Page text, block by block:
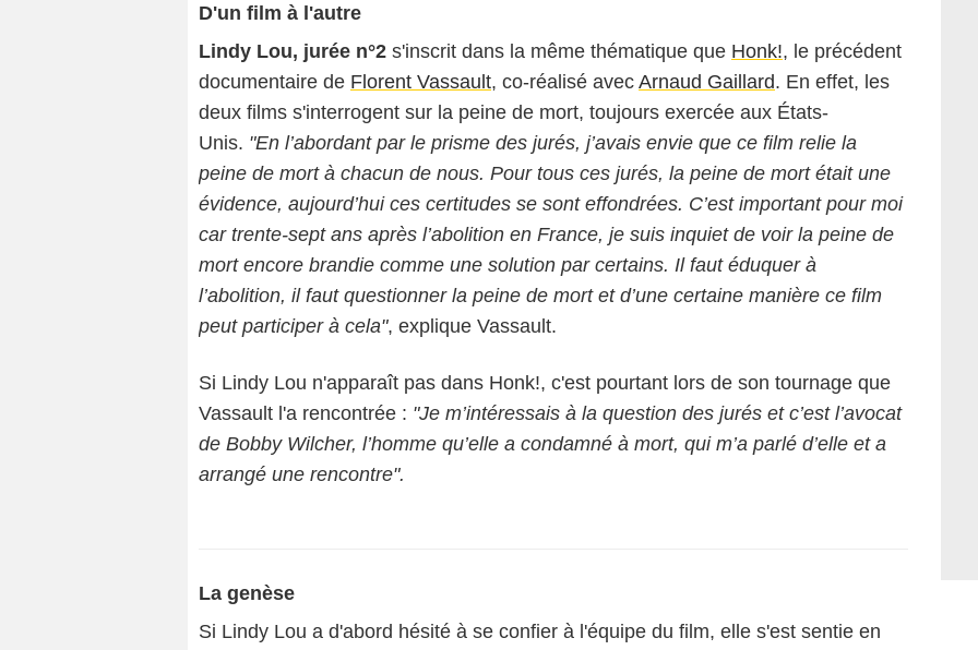
D'un film à l'autre
Lindy Lou, jurée n°2 s'inscrit dans la même thématique que Honk!, le précédent
documentaire de Florent Vassault, co-réalisé avec Arnaud Gaillard. En effet, les
deux films s'interrogent sur la peine de mort, toujours exercée aux États-
Unis. "En l’abordant par le prisme des jurés, j’avais envie que ce film relie la
peine de mort à chacun de nous. Pour tous ces jurés, la peine de mort était une
évidence, aujourd’hui ces certitudes se sont effondrées. C’est important pour moi
car trente-sept ans après l’abolition en France, je suis inquiet de voir la peine de
mort encore brandie comme une solution par certains. Il faut éduquer à
l’abolition, il faut questionner la peine de mort et d’une certaine manière ce film
peut participer à cela", explique Vassault.
Si Lindy Lou n'apparaît pas dans Honk!, c'est pourtant lors de son tournage que
Vassault l'a rencontrée : "Je m’intéressais à la question des jurés et c’est l’avocat
de Bobby Wilcher, l’homme qu’elle a condamné à mort, qui m’a parlé d’elle et a
arrangé une rencontre".
La genèse
Si Lindy Lou a d'abord hésité à se confier à l'équipe du film, elle s'est sentie en